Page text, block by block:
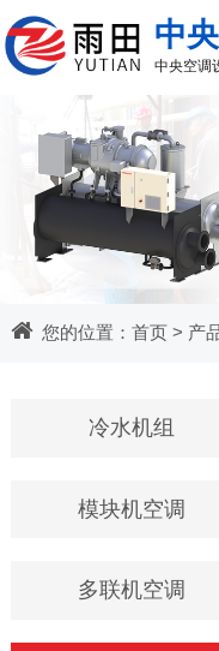
中
中央空调
您的位置： 首页> 产
冷水机组
模块机空调
多联机空调